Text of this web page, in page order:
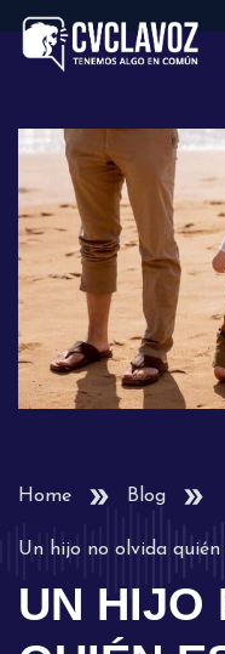
Home Blog
Un hijo no olvida quién
UN HIJO